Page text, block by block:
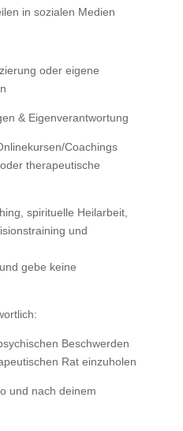
in sozialen Medien
oder eigene
& Eigenverantwortung
Coachings
therapeutische
spirituelle Heilarbeit,
und
gebe keine
Beschwerden
Rat einzuholen
und nach deinem